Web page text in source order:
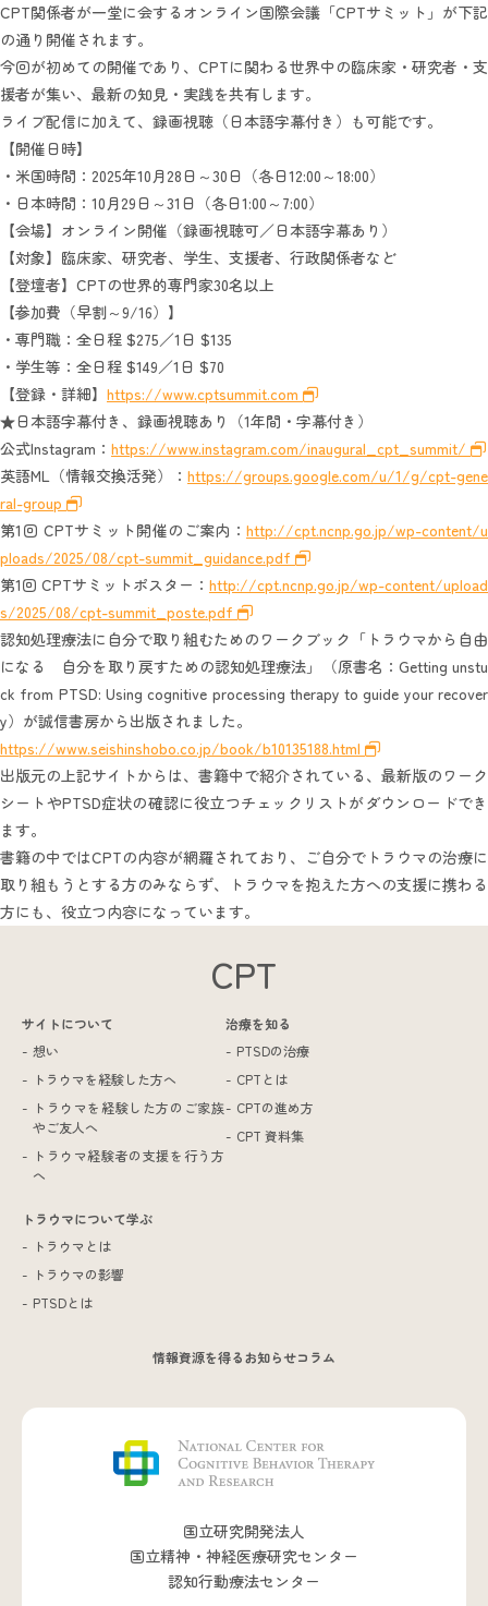
CPT関係者が一堂に会するオンライン国際会議「CPTサミット」が下記
の通り開催されます。
今回が初めての開催であり、CPTに関わる世界中の臨床家・研究者・支
援者が集い、最新の知見・実践を共有します。
ライブ配信に加えて、録画視聴（日本語字幕付き）も可能です。
【開催日時】
・米国時間：2025年10月28日～30日（各日12:00～18:00）
・日本時間：10月29日～31日（各日1:00～7:00）
【会場】オンライン開催（録画視聴可／日本語字幕あり）
【対象】臨床家、研究者、学生、支援者、行政関係者など
【登壇者】CPTの世界的専門家30名以上
【参加費（早割～9/16）】
・専門職：全日程 $275／1日 $135
・学生等：全日程 $149／1日 $70
【登録・詳細】 https://www.cptsummit.com
★日本語字幕付き、録画視聴あり（1年間・字幕付き）
公式Instagram： https://www.instagram.com/inaugural_cpt_summit/
英語ML（情報交換活発）： https://groups.google.com/u/1/g/cpt-gene
ral-group
第1回 CPTサミット開催のご案内： http://cpt.ncnp.go.jp/wp-content/u
ploads/2025/08/cpt-summit_guidance.pdf
第1回 CPTサミットポスター： http://cpt.ncnp.go.jp/wp-content/upload
s/2025/08/cpt-summit_poste.pdf
認知処理療法に自分で取り組むためのワークブック「トラウマから自由
になる 自分を取り戻すための認知処理療法」（原書名：Getting unstu
ck from PTSD: Using cognitive processing therapy to guide your recover
y）が誠信書房から出版されました。
https://www.seishinshobo.co.jp/book/b10135188.html
出版元の上記サイトからは、書籍中で紹介されている、最新版のワーク
シートやPTSD症状の確認に役立つチェックリストがダウンロードでき
ます。
書籍の中ではCPTの内容が網羅されており、ご自分でトラウマの治療に
取り組もうとする方のみならず、トラウマを抱えた方への支援に携わる
方にも、役立つ内容になっています。
CPT
サイトについて
想い
トラウマを経験した方へ
トラウマを経験した方のご家族
やご友人へ
トラウマ経験者の支援を行う方
へ
トラウマについて学ぶ
トラウマとは
トラウマの影響
PTSDとは
治療を知る
PTSDの治療
CPTとは
CPTの進め方
CPT 資料集
情報資源を得るお知らせコラム
国立研究開発法人
国立精神・神経医療研究センター
認知行動療法センター